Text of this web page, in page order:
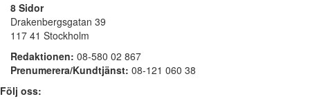
8 Sidor
Drakenbergsgatan 39
117 41 Stockholm
Redaktionen: 08-580 02 867
Prenumerera/Kundtjänst: 08-121 060 38
Följ oss: